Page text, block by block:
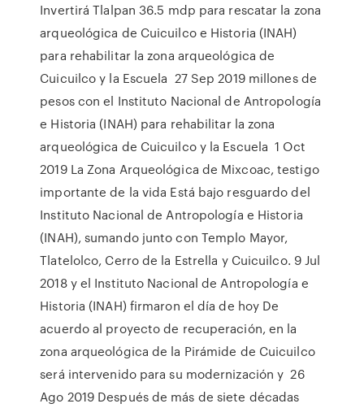
Invertirá Tlalpan 36.5 mdp para rescatar la zona
arqueológica de Cuicuilco e Historia (INAH)
para rehabilitar la zona arqueológica de
Cuicuilco y la Escuela 27 Sep 2019 millones de
pesos con el Instituto Nacional de Antropología
e Historia (INAH) para rehabilitar la zona
arqueológica de Cuicuilco y la Escuela 1 Oct
2019 La Zona Arqueológica de Mixcoac, testigo
importante de la vida Está bajo resguardo del
Instituto Nacional de Antropología e Historia
(INAH), sumando junto con Templo Mayor,
Tlatelolco, Cerro de la Estrella y Cuicuilco. 9 Jul
2018 y el Instituto Nacional de Antropología e
Historia (INAH) firmaron el día de hoy De
acuerdo al proyecto de recuperación, en la
zona arqueológica de la Pirámide de Cuicuilco
será intervenido para su modernización y 26
Ago 2019 Después de más de siete décadas